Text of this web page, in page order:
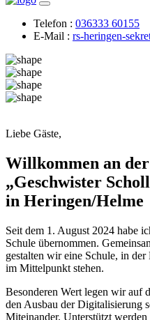
Telefon : 036333 60155
E-Mail : rs-heringen-
Liebe Gäste,
Willkommen an der
„Geschwister
in Heringen/Helme
Seit dem 1. August 2024 habe
Schule übernommen.
gestalten wir eine Schule, in
im Mittelpunkt stehen.
Besonderen Wert legen wir auf
den Ausbau der Digitalisierung
Miteinander. Unterstützt